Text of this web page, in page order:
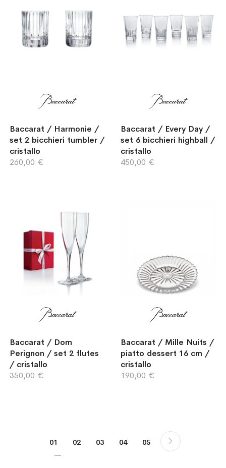
Baccarat / Harmonie /
set 2 bicchieri tumbler /
cristallo
260,00 €
Baccarat / Every Day /
set 6 bicchieri highball /
cristallo
450,00 €
Baccarat / Dom
Perignon / set 2 flutes
/ cristallo
350,00 €
Baccarat / Mille Nuits /
piatto dessert 16 cm /
cristallo
190,00 €
Attualmente stai leggendo la pagina
01 Pagina
02 Pagina
03 Pagina
04 Pagina
05 Pagina